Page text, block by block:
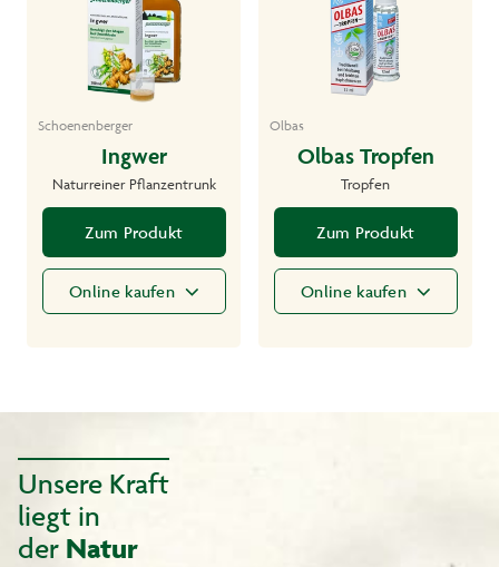
Schoenenberger
Ingwer
Naturreiner Pflanzentrunk
Zum Produkt
Online kaufen
Olbas
Olbas Tropfen
Tropfen
Zum Produkt
Online kaufen
Unsere Kraft
liegt in
der Natur